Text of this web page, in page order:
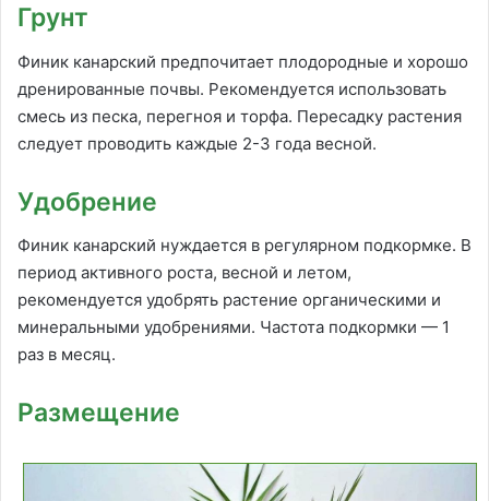
Грунт
Финик канарский предпочитает плодородные и хорошо
дренированные почвы. Рекомендуется использовать
смесь из песка, перегноя и торфа. Пересадку растения
следует проводить каждые 2-3 года весной.
Удобрение
Финик канарский нуждается в регулярном подкормке. В
период активного роста, весной и летом,
рекомендуется удобрять растение органическими и
минеральными удобрениями. Частота подкормки — 1
раз в месяц.
Размещение